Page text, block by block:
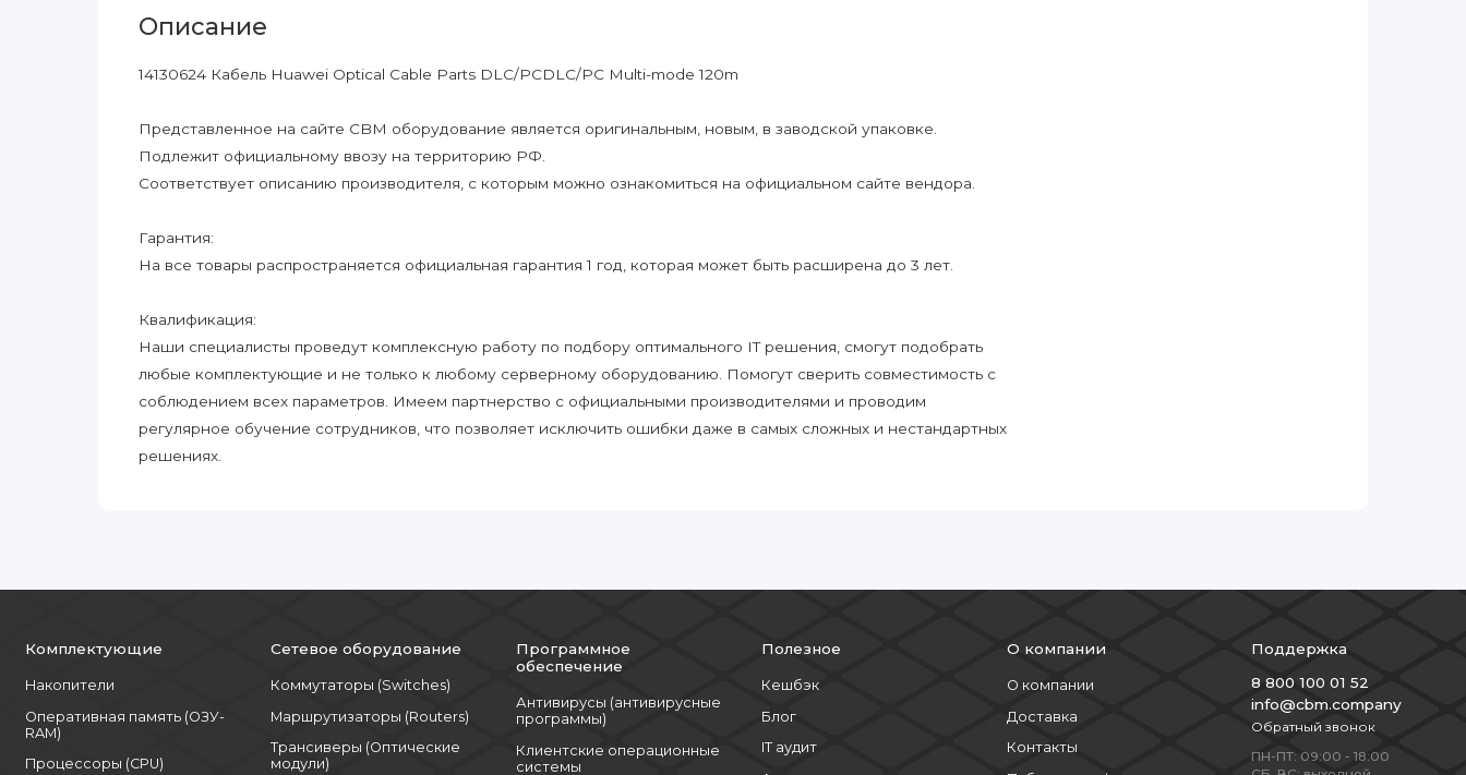
Описание
14130624 Кабель Huawei Optical Cable Parts DLC/PCDLC/PC Multi-mode 120m
Представленное на сайте CBM оборудование является оригинальным, новым, в заводской упаковке.
Подлежит официальному ввозу на территорию РФ.
Соответствует описанию производителя, с которым можно ознакомиться на официальном сайте вендора.
Гарантия:
На все товары распространяется официальная гарантия 1 год, которая может быть расширена до 3 лет.
Квалификация:
Наши специалисты проведут комплексную работу по подбору оптимального IT решения, смогут подобрать
любые комплектующие и не только к любому серверному оборудованию. Помогут сверить совместимость с
соблюдением всех параметров. Имеем партнерство с официальными производителями и проводим
регулярное обучение сотрудников, что позволяет исключить ошибки даже в самых сложных и нестандартных
решениях.
Комплектующие
Накопители
Оперативная память (ОЗУ-
RAM)
Процессоры (CPU)
Сетевое оборудование
Коммутаторы (Switches)
Маршрутизаторы (Routers)
Трансиверы (Оптические
модули)
Программное
обеспечение
Антивирусы (антивирусные
программы)
Клиентские операционные
системы
Полезное
Кешбэк
Блог
IT аудит
О компании
О компании
Доставка
Контакты
Поддержка
8 800 100 01 52
info@cbm.company
Обратный звонок
ПН-ПТ: 09:00 - 18:00